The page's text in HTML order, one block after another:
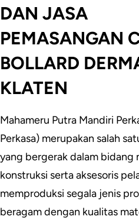
DAN JASA
PEMASANGAN
BOLLARD
KLATEN
Mahameru Putra Mandiri
Perkasa) merupakan salah
yang bergerak dalam bidang
konstruksi serta aksesoris
memproduksi segala jenis
beragam dengan kualitas